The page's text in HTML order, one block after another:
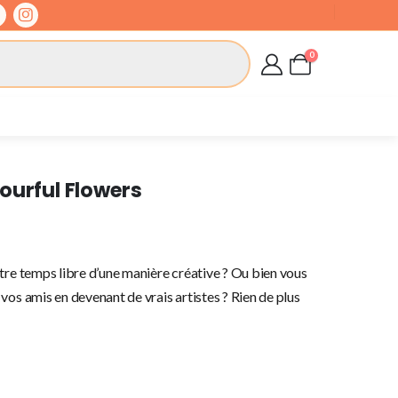
0
Flowers
temps libre d’une manière créative ? Ou bien vous
amis en devenant de vrais artistes ? Rien de plus